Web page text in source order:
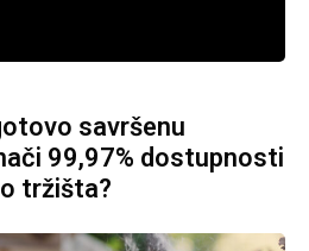
savršenu
99,97% dostupnosti
tržišta?